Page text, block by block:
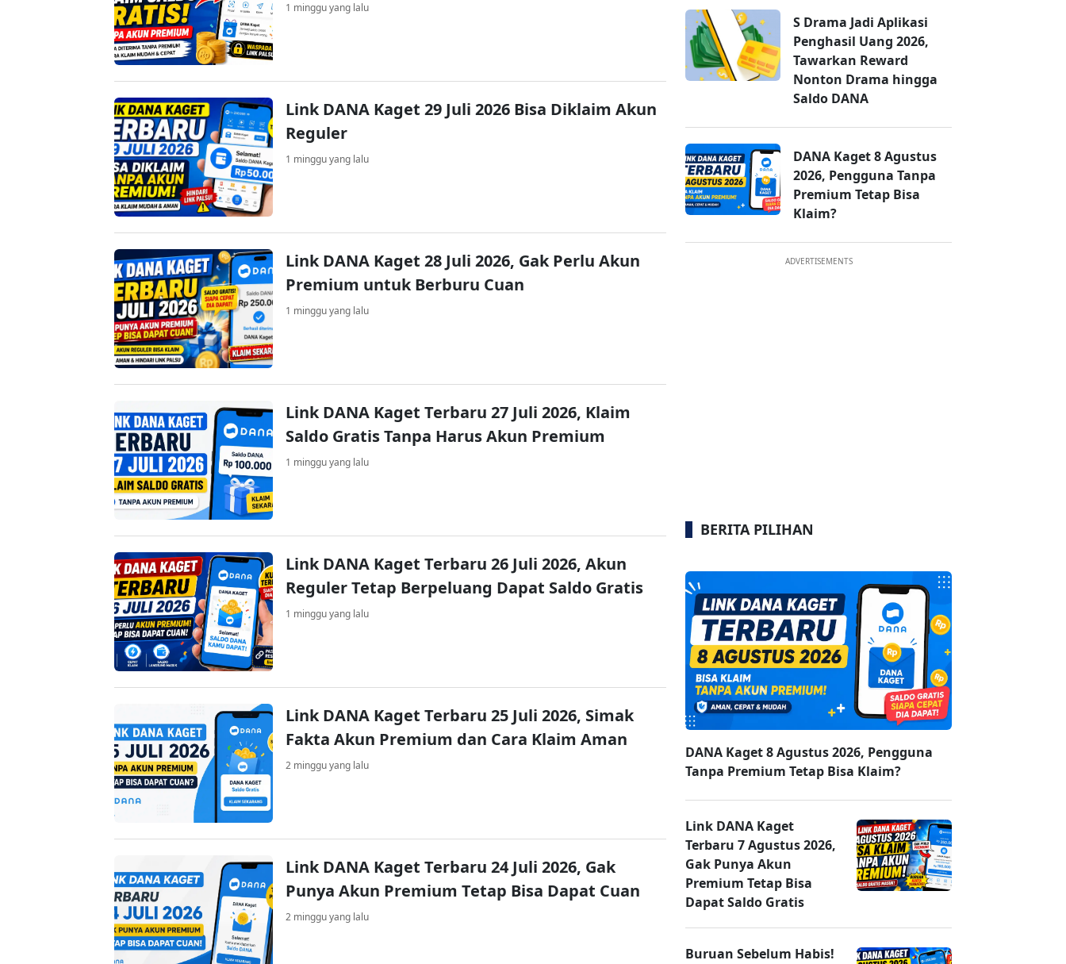
1 minggu yang lalu
Link DANA Kaget 29 Juli 2026 Bisa Diklaim Akun
Reguler
1 minggu yang lalu
Link DANA Kaget 28 Juli 2026, Gak Perlu Akun
Premium untuk Berburu Cuan
1 minggu yang lalu
Link DANA Kaget Terbaru 27 Juli 2026, Klaim
Saldo Gratis Tanpa Harus Akun Premium
1 minggu yang lalu
Link DANA Kaget Terbaru 26 Juli 2026, Akun
Reguler Tetap Berpeluang Dapat Saldo Gratis
1 minggu yang lalu
Link DANA Kaget Terbaru 25 Juli 2026, Simak
Fakta Akun Premium dan Cara Klaim Aman
2 minggu yang lalu
Link DANA Kaget Terbaru 24 Juli 2026, Gak
Punya Akun Premium Tetap Bisa Dapat Cuan
2 minggu yang lalu
S Drama Jadi Aplikasi
Penghasil Uang 2026,
Tawarkan Reward
Nonton Drama hingga
Saldo DANA
DANA Kaget 8 Agustus
2026, Pengguna Tanpa
Premium Tetap Bisa
Klaim?
ADVERTISEMENTS
BERITA PILIHAN
DANA Kaget 8 Agustus 2026, Pengguna
Tanpa Premium Tetap Bisa Klaim?
Link DANA Kaget
Terbaru 7 Agustus 2026,
Gak Punya Akun
Premium Tetap Bisa
Dapat Saldo Gratis
Buruan Sebelum Habis!